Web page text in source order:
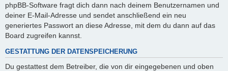
phpBB-Software fragt dich dann nach deinem Benutzernamen und
deiner E-Mail-Adresse und sendet anschließend ein neu
generiertes Passwort an diese Adresse, mit dem du dann auf das
Board zugreifen kannst.
GESTATTUNG DER DATENSPEICHERUNG
Du gestattest dem Betreiber, die von dir eingegebenen und oben